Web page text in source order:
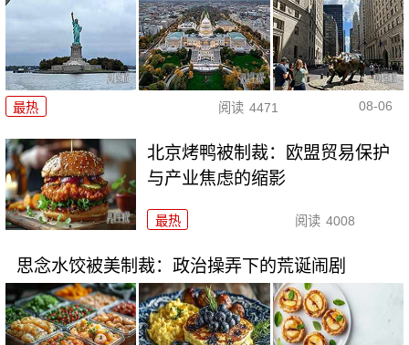
最热 阅读 4471 08-06
北京烤鸭被制裁：欧盟贸易保护
与产业焦虑的缩影
最热 阅读 4008
思念水饺被美制裁：政治操弄下的荒诞闹剧